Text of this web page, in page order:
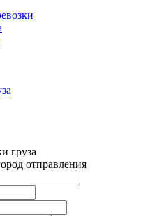
груза
отправления